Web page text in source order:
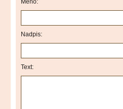
Méno:
Nadpis:
Text: